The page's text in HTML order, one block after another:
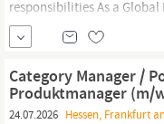
responsibilities As a Global
work within a full Product
responsible for long term
Category Manager /
Produktmanager (m/
24.07.2026 Hessen, Frankfurt